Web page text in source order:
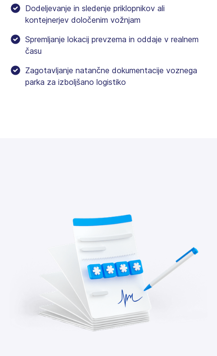
Dodeljevanje in sledenje priklopnikov ali
kontejnerjev določenim vožnjam
Spremljanje lokacij prevzema in oddaje v realnem
času
Zagotavljanje natančne dokumentacije voznega
parka za izboljšano logistiko